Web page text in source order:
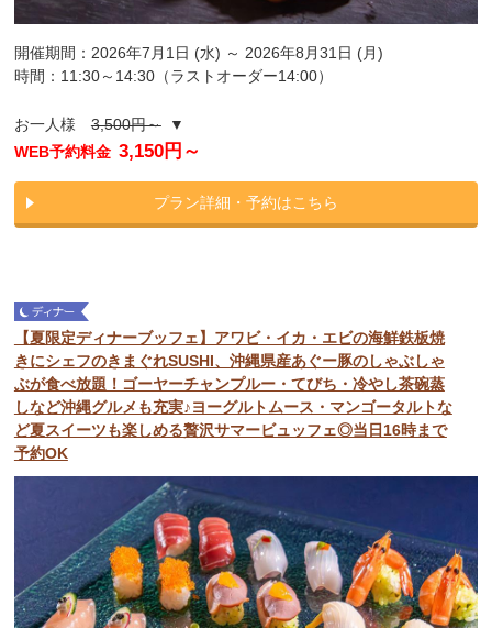
開催期間：2026年7月1日 (水) ～ 2026年8月31日 (月)
時間：11:30～14:30（ラストオーダー14:00）
お一人様3,500円～▼
WEB予約料金 3,150円～
プラン詳細・予約はこちら
【夏限定ディナーブッフェ】アワビ・イカ・エビの海鮮鉄板焼
きにシェフのきまぐれSUSHI、沖縄県産あぐー豚のしゃぶしゃ
ぶが食べ放題！ゴーヤーチャンプルー・てびち・冷やし茶碗蒸
しなど沖縄グルメも充実♪ヨーグルトムース・マンゴータルトな
ど夏スイーツも楽しめる贅沢サマービュッフェ◎当日16時まで
予約OK